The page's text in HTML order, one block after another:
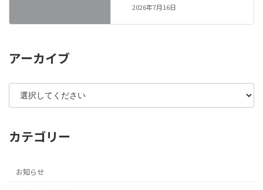
2026年7月16日
アーカイブ
カテゴリー
お知らせ